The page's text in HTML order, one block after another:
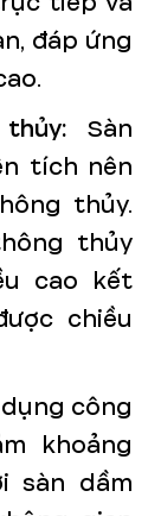
đáp ứng
Sàn
tích nên
thủy.
thủy
cao kết
chiều
công
khoảng
sàn dầm